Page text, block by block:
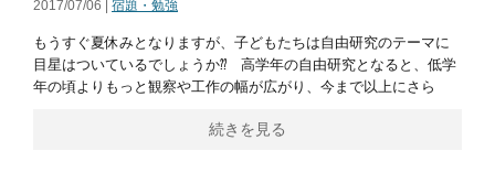
2017/07/06 | 宿題・勉強
もうすぐ夏休みとなりますが、子どもたちは自由研究のテーマに
目星はついているでしょうか⁇ 高学年の自由研究となると、低学
年の頃よりもっと観察や工作の幅が広がり、今まで以上にさら
続きを見る